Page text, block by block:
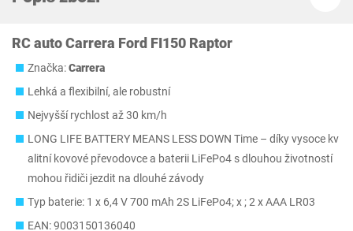
RC auto Carrera Ford FI150 Raptor
Značka:Carrera
Lehká a flexibilní, ale robustní
Nejvyšší rychlost až 30 km/h
LONG LIFE BATTERY MEANS LESS DOWN Time – díky vysoce kv
alitní kovové převodovce a baterii LiFePo4 s dlouhou životností
mohou řidiči jezdit na dlouhé závody
Typ baterie: 1 x 6,4 V 700 mAh 2S LiFePo4; x ; 2 x AAA LR03
EAN: 9003150136040